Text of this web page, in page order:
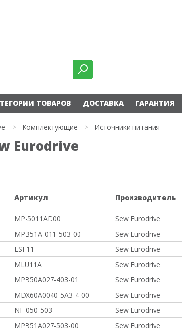
ТОВАРОВ ДОСТАВКА ГАРАНТИЯ
> Комплектующие > Источники питания
Eurodrive
Артикул Производитель
MP-5011AD00 Sew Eurodrive
MPB51A-011-503-00 Sew Eurodrive
ESI-11 Sew Eurodrive
MLU11A Sew Eurodrive
MPB50A027-403-01 Sew Eurodrive
MDX60A0040-5A3-4-00 Sew Eurodrive
NF-050-503 Sew Eurodrive
MPB51A027-503-00 Sew Eurodrive